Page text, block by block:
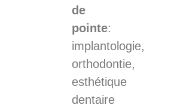
de
pointe:
implantologie,
orthodontie,
esthétique
dentaire